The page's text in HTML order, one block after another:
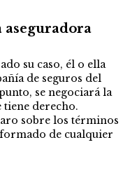
aseguradora
su caso, él o ella
de seguros del
se negociará la
tiene derecho.
sobre los términos
de cualquier